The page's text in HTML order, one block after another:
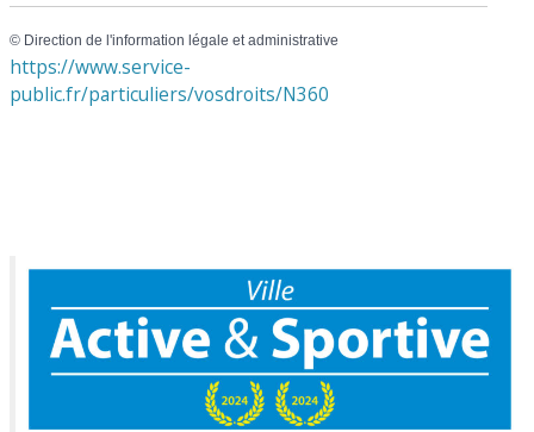
© Direction de l'information légale et administrative
https://www.service-
public.fr/particuliers/vosdroits/N360